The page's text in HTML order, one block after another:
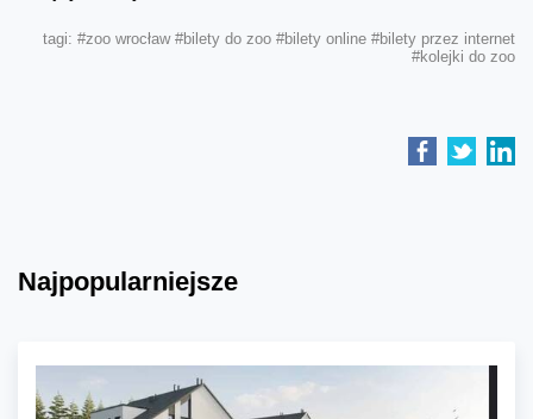
tagi: #zoo wrocław #bilety do zoo #bilety online #bilety przez internet
#kolejki do zoo
Najpopularniejsze